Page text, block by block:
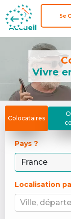
Accueil
Se
Accueil
Se
Vivre
Colocataires
Pays ?
Localisation
Ville,